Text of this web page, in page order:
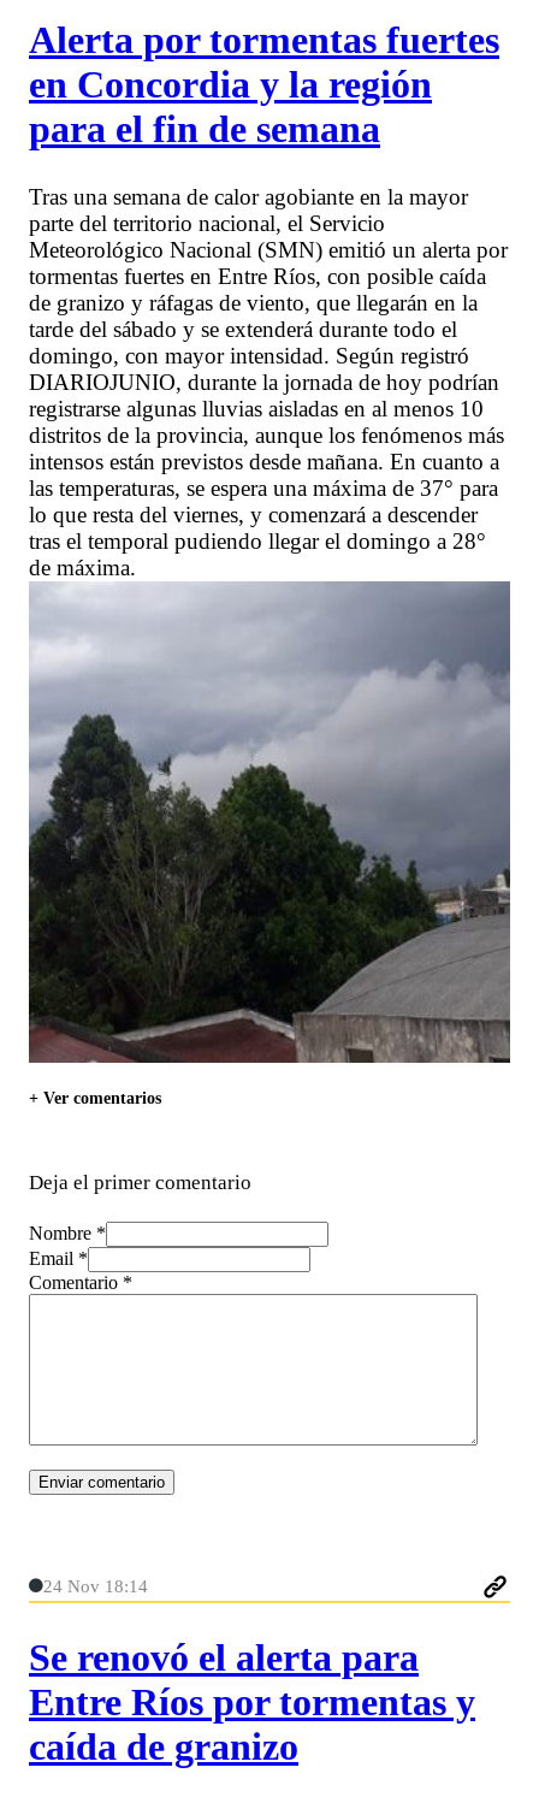
Alerta por tormentas fuertes
en Concordia y la región
para el fin de semana
Tras una semana de calor agobiante en la mayor
parte del territorio nacional, el Servicio
Meteorológico Nacional (SMN) emitió un alerta por
tormentas fuertes en Entre Ríos, con posible caída
de granizo y ráfagas de viento, que llegarán en la
tarde del sábado y se extenderá durante todo el
domingo, con mayor intensidad. Según registró
DIARIOJUNIO, durante la jornada de hoy podrían
registrarse algunas lluvias aisladas en al menos 10
distritos de la provincia, aunque los fenómenos más
intensos están previstos desde mañana. En cuanto a
las temperaturas, se espera una máxima de 37° para
lo que resta del viernes, y comenzará a descender
tras el temporal pudiendo llegar el domingo a 28°
de máxima.
+ Ver comentarios
Deja el primer comentario
Nombre *
Email *
Comentario *
24 Nov 18:14
Se renovó el alerta para
Entre Ríos por tormentas y
caída de granizo